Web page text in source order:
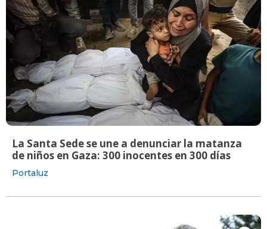
La Santa Sede se une a denunciar la matanza
de niños en Gaza: 300 inocentes en 300 días
Portaluz